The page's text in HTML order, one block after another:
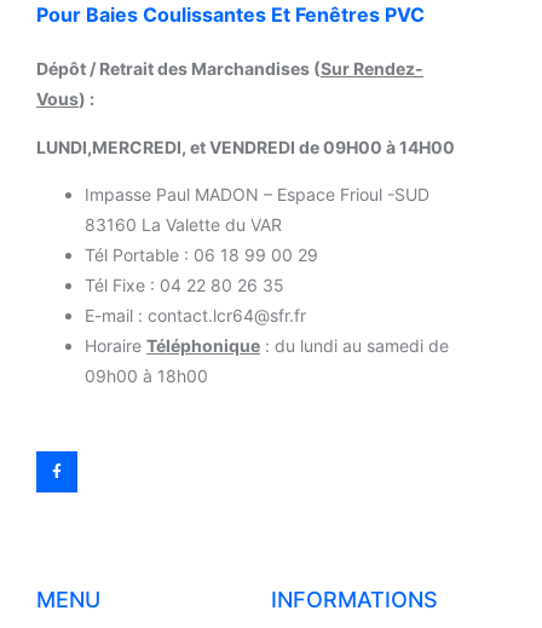
Pour Baies Coulissantes Et Fenêtres PVC
Dépôt / Retrait des Marchandises (Sur Rendez-
Vous) :
LUNDI,MERCREDI, et VENDREDI de 09H00 à 14H00
Impasse Paul MADON – Espace Frioul -SUD
83160 La Valette du VAR
Tél Portable : 06 18 99 00 29
Tél Fixe : 04 22 80 26 35
E-mail : contact.lcr64@sfr.fr
Horaire Téléphonique : du lundi au samedi de
09h00 à 18h00
MENU INFORMATIONS